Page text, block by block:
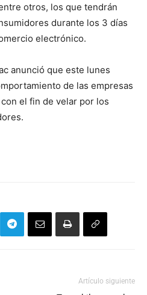
otros, los que tendrán
durante los 3 días
electrónico.
anunció que este lunes
de las empresas
el fin de velar por los
Artículo siguiente